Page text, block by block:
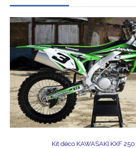
Kit déco KAWASAKI KXF